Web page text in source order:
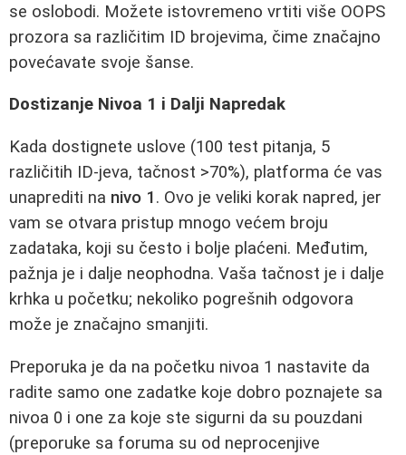
se oslobodi. Možete istovremeno vrtiti više OOPS
prozora sa različitim ID brojevima, čime značajno
povećavate svoje šanse.
Dostizanje Nivoa 1 i Dalji Napredak
Kada dostignete uslove (100 test pitanja, 5
različitih ID-jeva, tačnost >70%), platforma će vas
unaprediti na nivo 1. Ovo je veliki korak napred, jer
vam se otvara pristup mnogo većem broju
zadataka, koji su često i bolje plaćeni. Međutim,
pažnja je i dalje neophodna. Vaša tačnost je i dalje
krhka u početku; nekoliko pogrešnih odgovora
može je značajno smanjiti.
Preporuka je da na početku nivoa 1 nastavite da
radite samo one zadatke koje dobro poznajete sa
nivoa 0 i one za koje ste sigurni da su pouzdani
(preporuke sa foruma su od neprocenjive